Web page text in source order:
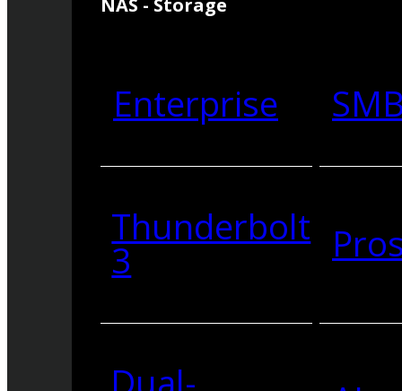
NAS - Storage
Enterprise
Thunderbolt
3